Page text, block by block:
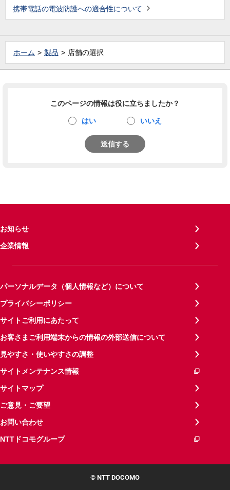
携帯電話の電波防護への適合性について
ホーム 製品 店舗の選択
このページの情報は役に立ちましたか？
はい いいえ
送信する
お知らせ
企業情報
パーソナルデータ（個人情報など）について
プライバシーポリシー
サイトご利用にあたって
お客さまご利用端末からの情報の外部送信について
見やすさ・使いやすさの調整
サイトメンテナンス情報
サイトマップ
ご意見・ご要望
お問い合わせ
NTTドコモグループ
© NTT DOCOMO